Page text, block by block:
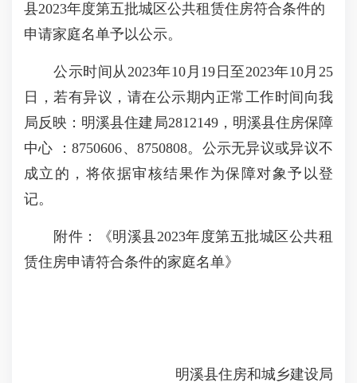
县2023年度第五批城区公共租赁住房符合条件的
申请家庭名单予以公示。
公示时间从2023年10月19日至2023年10月25
日，若有异议，请在公示期内正常工作时间向我
局反映：明溪县住建局2812149，明溪县住房保障
中心 ：8750606、8750808。公示无异议或异议不
成立的，将依据审核结果作为保障对象予以登
记。
附件：《明溪县2023年度第五批城区公共租
赁住房申请符合条件的家庭名单》
明溪县住房和城乡建设局